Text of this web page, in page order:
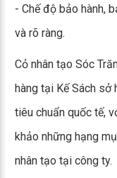
- Chế độ bảo hành,
và rõ ràng.
Cỏ nhân tạo Sóc
hàng tại Kế Sách sở
tiêu chuẩn quốc tế,
khảo những hạng
nhân tạo tại công ty.